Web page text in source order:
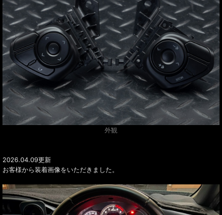
外観
2026.04.09更新
お客様から装着画像をいただきました。